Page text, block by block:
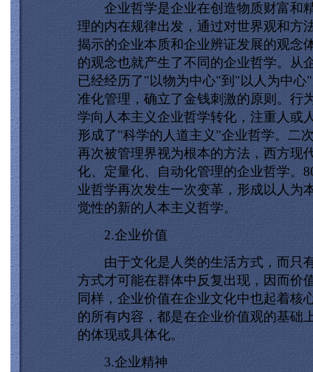
企业哲学是企业在创造物质财富和
理的内在规律出发，通过对世界观和方
揭示的企业本质和企业辨证发展的观念
的观念也就产生了不同的企业哲学。从
已经经历了"以物为中心"到"以人为中心
准化管理，确立了金钱刺激的原则。行
学向人本主义企业哲学转化，注重人或
形成了"科学的人道主义"企业哲学。二
再次被管理界视为根本的方法，西方现
化、定量化、自动化管理的企业哲学。
业哲学再次发生一次变革，形成以人为
觉性的新的人本主义哲学。
2.企业价值
由于文化是人类的生活方式，而只
方式才可能在群体中反复出现，因而价
同样，企业价值在企业文化中也起着核
的所有内容，都是在企业价值观的基础
的体现或具体化。
3.企业精神